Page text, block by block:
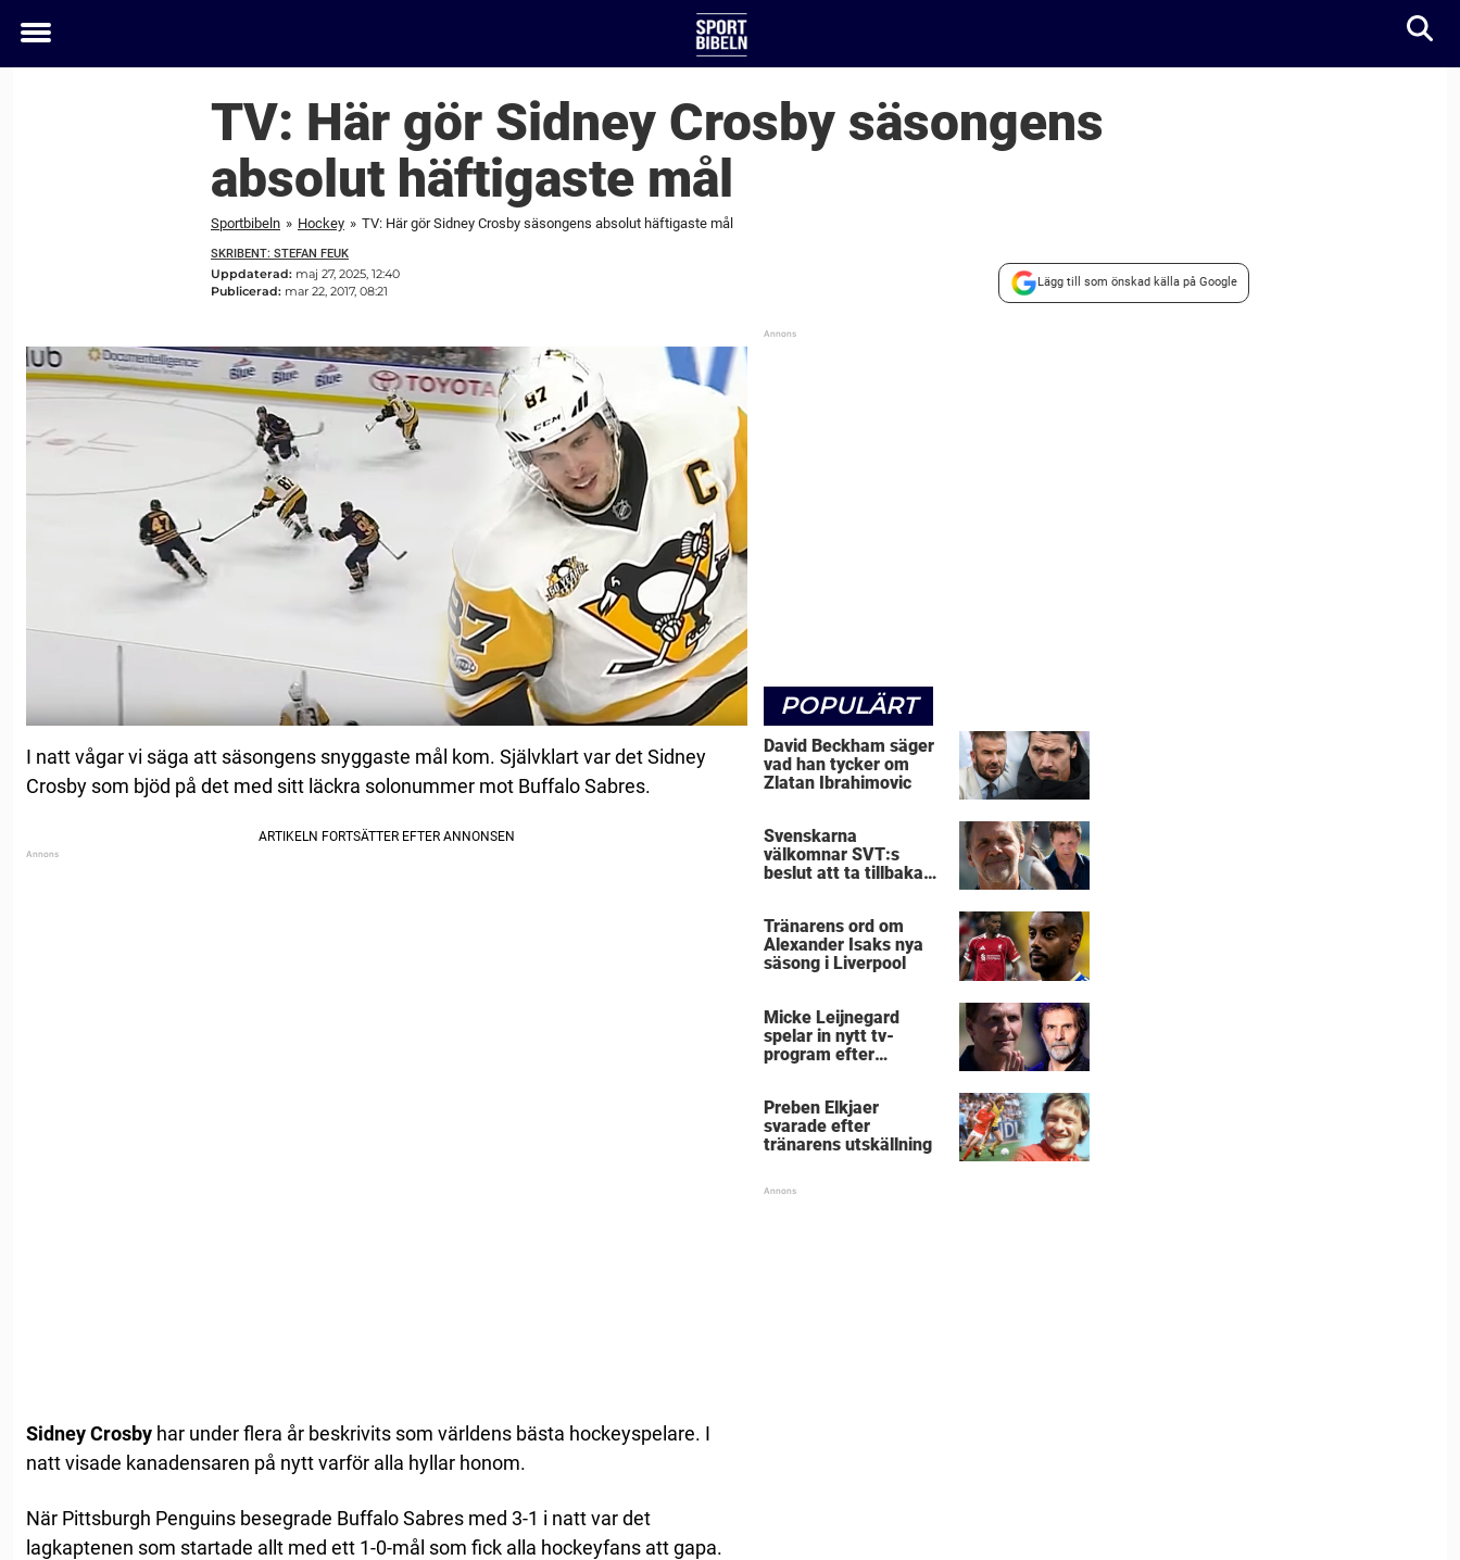
Toggle
TV: Här gör Sidney Crosby säsongens
absolut häftigaste mål
Sportbibeln » Hockey » TV: Här gör Sidney Crosby säsongens absolut häftigaste mål
SKRIBENT: STEFAN FEUK
Uppdaterad: maj 27, 2025, 12:40
Publicerad: mar 22, 2017, 08:21
Lägg till som önskad källa på Google
I natt vågar vi säga att säsongens snyggaste mål kom. Självklart var det Sidney
Crosby som bjöd på det med sitt läckra solonummer mot Buffalo Sabres.
Sidney Crosby har under flera år beskrivits som världens bästa hockeyspelare. I
natt visade kanadensaren på nytt varför alla hyllar honom.
När Pittsburgh Penguins besegrade Buffalo Sabres med 3-1 i natt var det
lagkaptenen som startade allt med ett 1-0-mål som fick alla hockeyfans att gapa.
POPULÄRT
David Beckham säger
vad han tycker om
Zlatan Ibrahimovic
Svenskarna
välkomnar SVT:s
beslut att ta tillbaka
Tränarens ord om
Alexander Isaks nya
säsong i Liverpool
Micke Leijnegard
spelar in nytt tv-
program efter
Preben Elkjaer
svarade efter
tränarens utskällning